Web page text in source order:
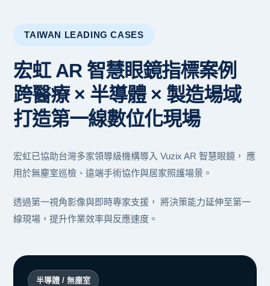
TAIWAN LEADING CASES
宏虹 AR 智慧眼鏡指標案例
跨醫療 × 半導體 × 製造場域
打造第一線數位化現場
宏虹已協助台灣多家領導級機構導入 Vuzix AR 智慧眼鏡， 應
用於無塵室巡檢、遠端手術協作與居家照護場景。
透過第一視角影像與即時專家支援， 將決策能力延伸至第一
線現場，提升作業效率與反應速度。
半導體 / 無塵室